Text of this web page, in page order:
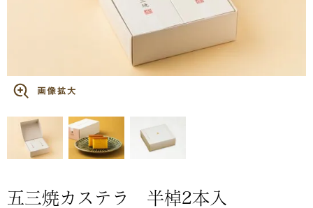
五三焼カステラ 半棹2本入